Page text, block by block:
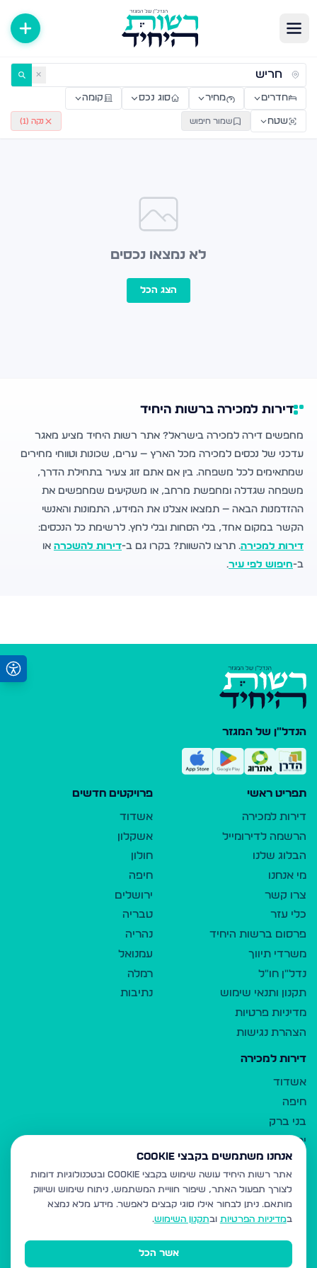
דירות למכירה ולהשכרה — רשות היחיד ✕
חדרים מחיר סוג נכס קומה
שטח שמור חיפוש נקה ( 1
)
לא נמצאו נכסים
הצג הכל
דירות למכירה ברשות היחיד
מחפשים דירה למכירה בישראל? אתר רשות היחיד מציע מאגר
עדכני של נכסים למכירה מכל הארץ — ערים, שכונות וטווחי מחירים
שמתאימים לכל משפחה. בין אם אתם זוג צעיר בתחילת הדרך,
משפחה שגדלה ומחפשת מרחב, או משקיעים שמחפשים את
ההזדמנות הבאה — תמצאו אצלנו את המידע, התמונות והאנשי
הקשר במקום אחד, בלי הסחות ובלי לחץ. לרשימת כל הנכסים:
דירות למכירה. תרצו להשוות? בקרו גם ב-דירות להשכרה או
ב-חיפוש לפי עיר.
הנדל"ן של המגזר
תפריט ראשי
דירות למכירה
הרשמה לדירומייל
הבלוג שלנו
מי אנחנו
צרו קשר
כלי עזר
פרסום ברשות היחיד
משרדי תיווך
נדל"ן חו"ל
תקנון ותנאי שימוש
מדיניות פרטיות
הצהרת נגישות
פרויקטים חדשים
אשדוד
אשקלון
חולון
חיפה
ירושלים
טבריה
נהריה
עמנואל
רמלה
נתיבות
דירות למכירה
אשדוד
חיפה
בני ברק
ירושלים
אלעד
גבעת זאב
בית שמש
רכסים
מודיעין עילית
אנחנו משתמשים בקבצי Cookie
אתר רשות היחיד עושה שימוש בקבצי Cookie ובטכנולוגיות דומות
לצורך תפעול האתר, שיפור חוויית המשתמש, ניתוח שימוש ושיווק
מותאם. ניתן לבחור אילו סוגי קבצים לאפשר. מידע מלא נמצא
במדיניות הפרטיות ובתקנון השימוש.
אשר הכל